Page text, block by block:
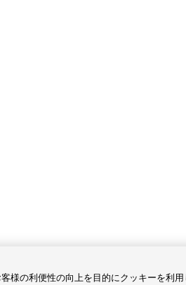
様の利便性の向上を目的にクッキーを利用